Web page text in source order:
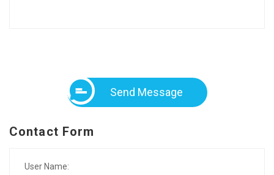
Send Message
Contact Form
User Name: